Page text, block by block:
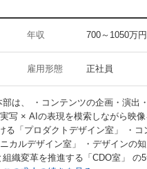
年収 700～1050万円
雇用形態 正社員
部は、 ・コンテンツの企画・演出
写 × AIの表現を模索しながら映
る「プロダクトデザイン室」 ・
カルデザイン室」 ・デザインの
織変革を推進する「CDO室」 の